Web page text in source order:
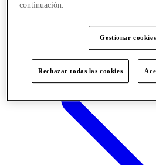
continuación.
Gestionar cookies
Rechazar todas las cookies